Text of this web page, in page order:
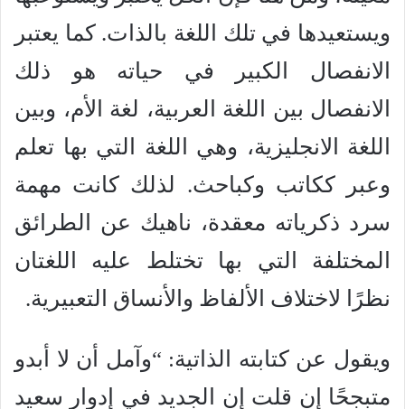
ويستعيدها في تلك اللغة بالذات. كما يعتبر
الانفصال الكبير في حياته هو ذلك
الانفصال بين اللغة العربية، لغة الأم، وبين
اللغة الانجليزية، وهي اللغة التي بها تعلم
وعبر ككاتب وكباحث. لذلك كانت مهمة
سرد ذكرياته معقدة، ناهيك عن الطرائق
المختلفة التي بها تختلط عليه اللغتان
نظرًا لاختلاف الألفاظ والأنساق التعبيرية.
ويقول عن كتابته الذاتية: “وآمل أن لا أبدو
متبجحًا إن قلت إن الجديد في إدوار سعيد